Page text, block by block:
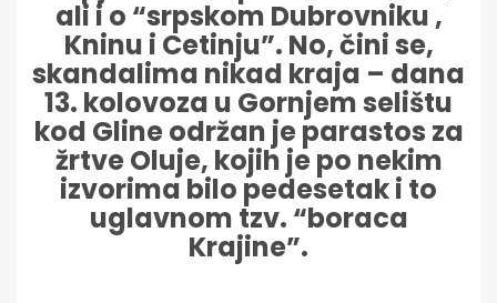
ali i o “srpskom Dubrovniku ,
Kninu i Cetinju”. No, čini se,
skandalima nikad kraja – dana
13. kolovoza u Gornjem selištu
kod Gline održan je parastos za
žrtve Oluje, kojih je po nekim
izvorima bilo pedesetak i to
uglavnom tzv. “boraca
Krajine”.